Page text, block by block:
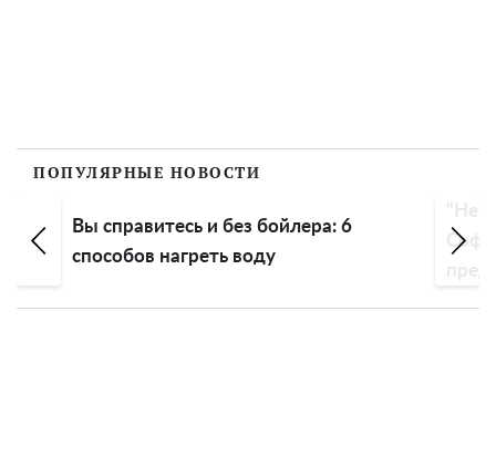
ПОПУЛЯРНЫЕ НОВОСТИ
Вы справитесь и без бойлера: 6
способов нагреть воду